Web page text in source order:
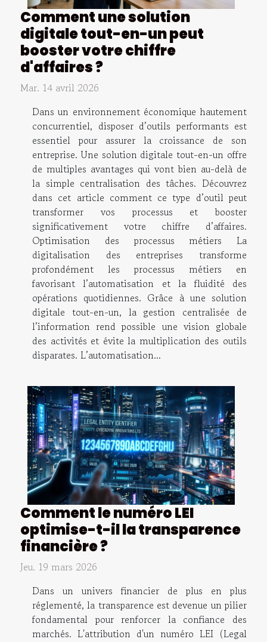
Comment une solution
digitale tout-en-un peut
booster votre chiffre
d'affaires ?
Mar. 14 avril 2026
Dans un environnement économique hautement
concurrentiel, disposer d’outils performants est
essentiel pour assurer la croissance de son
entreprise. Une solution digitale tout-en-un offre
de multiples avantages qui vont bien au-delà de
la simple centralisation des tâches. Découvrez
dans cet article comment ce type d’outil peut
transformer vos processus et booster
significativement votre chiffre d’affaires.
Optimisation des processus métiers La
digitalisation des entreprises transforme
profondément les processus métiers en
favorisant l’automatisation et la fluidité des
opérations quotidiennes. Grâce à une solution
digitale tout-en-un, la gestion centralisée de
l’information rend possible une vision globale
des activités et évite la multiplication des outils
disparates. L’automatisation...
Comment le numéro LEI
optimise-t-il la transparence
financière ?
Jeu. 19 mars 2026
Dans un univers financier de plus en plus
réglementé, la transparence est devenue un pilier
fondamental pour renforcer la confiance des
marchés. L'attribution d'un numéro LEI (Legal